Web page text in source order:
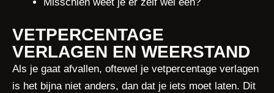
VETPERCENTAGE
VERLAGEN EN WEERSTAND
Als je gaat afvallen, oftewel je vetpercentage verlagen
is het bijna niet anders, dan dat je iets moet laten. Dit